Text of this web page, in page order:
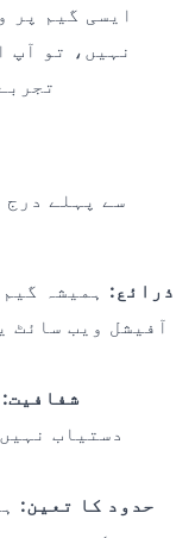
ایسی گیم پر
ذرائع: ہمیشہ
آفیشل ویب سائٹ
شفافیت:
حدود کا تعین: